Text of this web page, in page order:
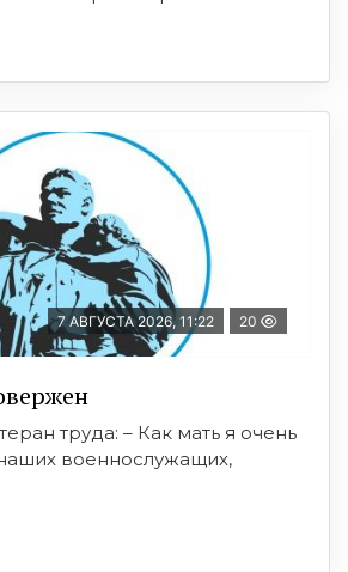
7 АВГУСТА 2026, 11:22 20
труда: – Как мать я очень
военнослужащих,